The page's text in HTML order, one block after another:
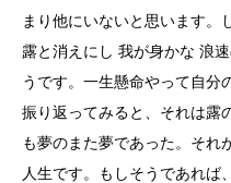
まり他にいないと思います。
露と消えにし 我が身かな 浪
うです。一生懸命やって自分
振り返ってみると、それは露
も夢のまた夢であった。それ
人生です。もしそうであれば